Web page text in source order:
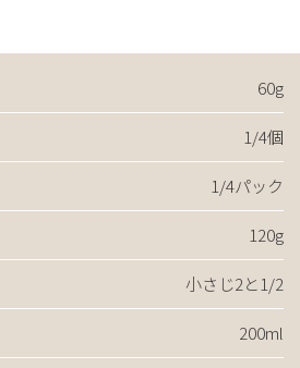
60g
1/4個
1/4パック
120g
小さじ2と1/2
200ml